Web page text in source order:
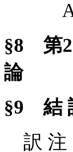
AIC
§8 第2
論
§9 結
訳 注